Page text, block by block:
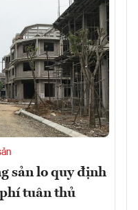
sản lo quy định
tuân thủ